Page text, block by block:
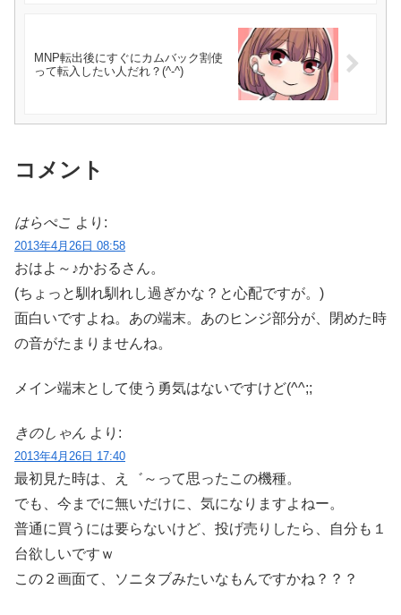
MNP転出後にすぐにカムバック割使
って転入したい人だれ？(^-^)
コメント
はらぺこ より:
2013年4月26日 08:58
おはよ～♪かおるさん。
(ちょっと馴れ馴れし過ぎかな？と心配ですが。)
面白いですよね。あの端末。あのヒンジ部分が、閉めた時
の音がたまりませんね。
メイン端末として使う勇気はないですけど(^^;;
きのしゃん より:
2013年4月26日 17:40
最初見た時は、え゛～って思ったこの機種。
でも、今までに無いだけに、気になりますよねー。
普通に買うには要らないけど、投げ売りしたら、自分も１
台欲しいですｗ
この２画面て、ソニタブみたいなもんですかね？？？